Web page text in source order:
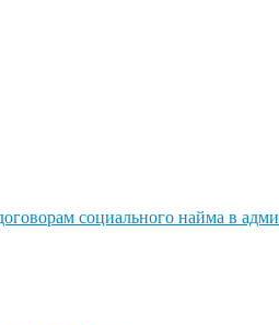
социального найма в